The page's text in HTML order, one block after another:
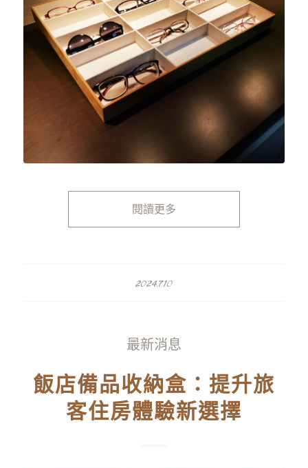
閱讀更多
2024.7.10
最新消息
飯店備品收納盒：提升旅
客住房體驗新選擇